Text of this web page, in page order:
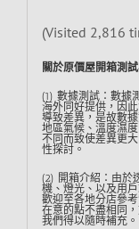
(Visited 2,816
關於原價屋開箱測試
(1) 數據測試：數據
海外同好提供，因
導致差異，是故數
地區氣候、溫度濕
不同而致使差異更
性探討。
(2) 開箱介紹：由於
機、燈光、以及用
歡迎至各地分店參
在意的點不盡相同
我們得以隨時補充。